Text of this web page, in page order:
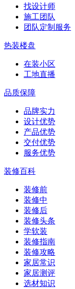
找设计师
施工团队
团队定制服务
热装楼盘
在装小区
工地直播
品质保障
品牌实力
设计优势
产品优势
交付优势
服务优势
装修百科
装修前
装修中
装修后
装修头条
学软装
装修指南
装修攻略
家居常识
家居测评
选材知识